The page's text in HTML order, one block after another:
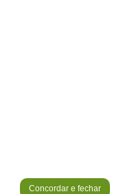
Concordar e fechar